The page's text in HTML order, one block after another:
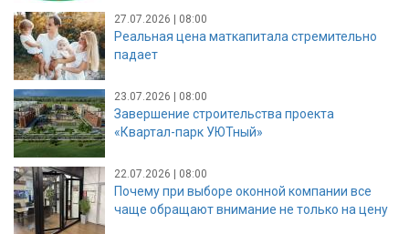
27.07.2026 | 08:00
Реальная цена маткапитала стремительно
падает
23.07.2026 | 08:00
Завершение строительства проекта
«Квартал-парк УЮТный»
22.07.2026 | 08:00
Почему при выборе оконной компании все
чаще обращают внимание не только на цену